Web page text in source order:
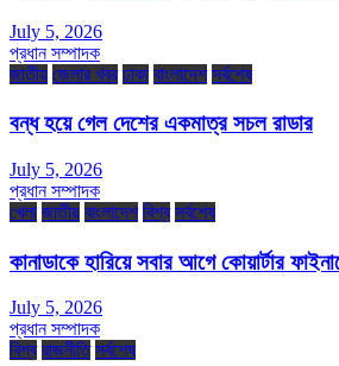
July 5, 2026
প্রধান সম্পাদক
জাতীয় জেলার খবর ঢাকা বাংলাদেশ সর্বশেষ
বন্ধ হয়ে গেল দেশের একমাত্র সচল রাডার
July 5, 2026
প্রধান সম্পাদক
খেলা জাতীয় বাংলাদেশ বিশ্ব সর্বশেষ
কানাডাকে হারিয়ে সবার আগে কোয়ার্টার
July 5, 2026
প্রধান সম্পাদক
বিশ্ব রাজনীতি সর্বশেষ